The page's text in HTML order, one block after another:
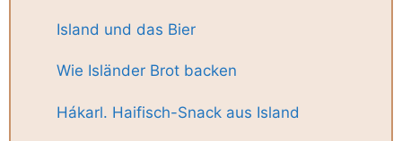
Island und das Bier
Wie Isländer Brot backen
Hákarl. Haifisch-Snack aus Island